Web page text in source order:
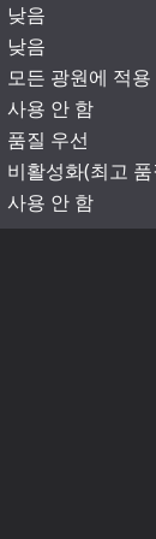
낮음
낮음
모든 광원에 적용
사용 안 함
품질 우선
비활성화(최고
사용 안 함